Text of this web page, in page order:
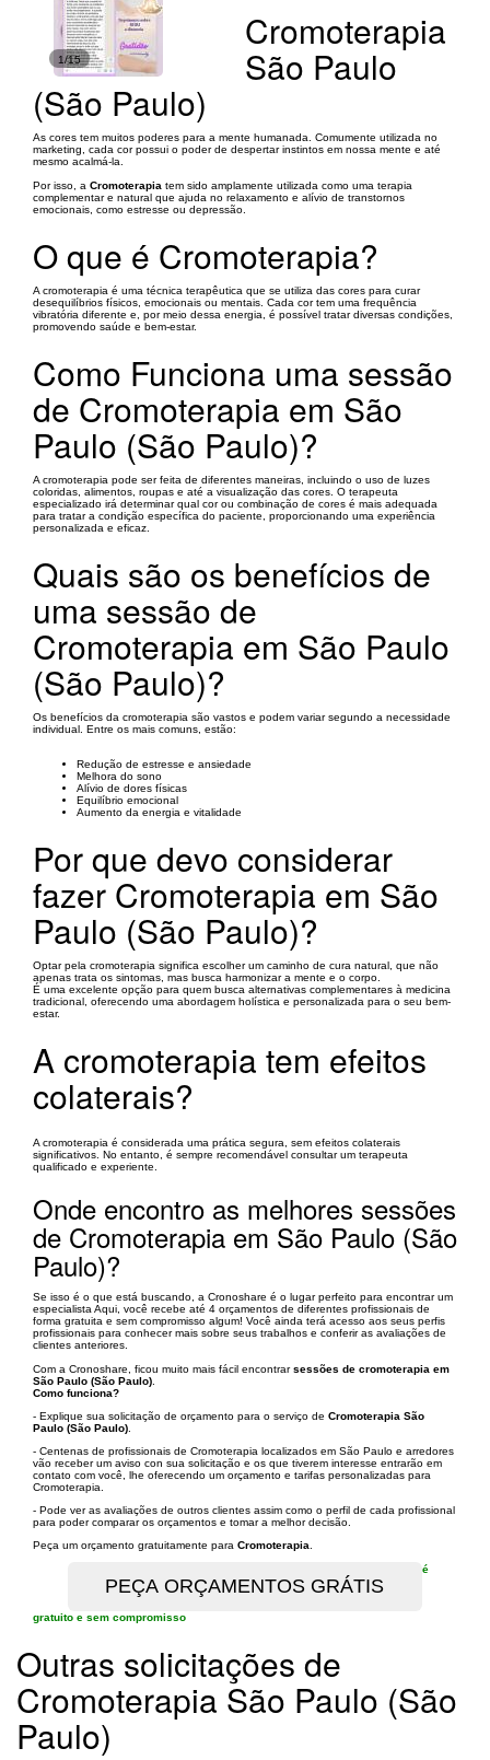
1/15
Cromoterapia
São Paulo
(São Paulo)
As cores tem muitos poderes para a mente humanada. Comumente utilizada no
marketing, cada cor possui o poder de despertar instintos em nossa mente e até
mesmo acalmá-la.
Por isso, a Cromoterapia tem sido amplamente utilizada como uma terapia
complementar e natural que ajuda no relaxamento e alívio de transtornos
emocionais, como estresse ou depressão.
O que é Cromoterapia?
A cromoterapia é uma técnica terapêutica que se utiliza das cores para curar
desequilíbrios físicos, emocionais ou mentais. Cada cor tem uma frequência
vibratória diferente e, por meio dessa energia, é possível tratar diversas condições,
promovendo saúde e bem-estar.
Como Funciona uma sessão
de Cromoterapia em São
Paulo (São Paulo)?
A cromoterapia pode ser feita de diferentes maneiras, incluindo o uso de luzes
coloridas, alimentos, roupas e até a visualização das cores. O terapeuta
especializado irá determinar qual cor ou combinação de cores é mais adequada
para tratar a condição específica do paciente, proporcionando uma experiência
personalizada e eficaz.
Quais são os benefícios de
uma sessão de
Cromoterapia em São Paulo
(São Paulo)?
Os benefícios da cromoterapia são vastos e podem variar segundo a necessidade
individual. Entre os mais comuns, estão:
Redução de estresse e ansiedade
Melhora do sono
Alívio de dores físicas
Equilíbrio emocional
Aumento da energia e vitalidade
Por que devo considerar
fazer Cromoterapia em São
Paulo (São Paulo)?
Optar pela cromoterapia significa escolher um caminho de cura natural, que não
apenas trata os sintomas, mas busca harmonizar a mente e o corpo.
É uma excelente opção para quem busca alternativas complementares à medicina
tradicional, oferecendo uma abordagem holística e personalizada para o seu bem-
estar.
A cromoterapia tem efeitos
colaterais?
A cromoterapia é considerada uma prática segura, sem efeitos colaterais
significativos. No entanto, é sempre recomendável consultar um terapeuta
qualificado e experiente.
Onde encontro as melhores sessões
de Cromoterapia em São Paulo (São
Paulo)?
Se isso é o que está buscando, a Cronoshare é o lugar perfeito para encontrar um
especialista Aqui, você recebe até 4 orçamentos de diferentes profissionais de
forma gratuita e sem compromisso algum! Você ainda terá acesso aos seus perfis
profissionais para conhecer mais sobre seus trabalhos e conferir as avaliações de
clientes anteriores.
Com a Cronoshare, ficou muito mais fácil encontrarsessões de cromoterapia em
São Paulo (São Paulo)
Como funciona?
- Explique sua solicitação de orçamento para o serviço de Cromoterapia São
Paulo (São Paulo)
- Centenas de profissionais de Cromoterapia localizados em São Paulo e arredores
vão receber um aviso con sua solicitação e os que tiverem interesse entrarão em
contato com você, lhe oferecendo um orçamento e tarifas personalizadas para
Cromoterapia.
- Pode ver as avaliações de outros clientes assim como o perfil de cada profissional
para poder comparar os orçamentos e tomar a melhor decisão.
Peça um orçamento gratuitamente para Cromoterapia
é
gratuito e sem compromisso
Outras solicitações de
Cromoterapia São Paulo (São
Paulo)